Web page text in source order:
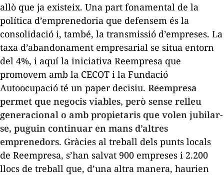
allò que ja existeix. Una part fonamental de la
política d’emprenedoria que defensem és la
consolidació i, també, la transmissió d’empreses. La
taxa d’abandonament empresarial se situa entorn
del 4%, i aquí la iniciativa Reempresa que
promovem amb la CECOT i la Fundació
Autoocupació té un paper decisiu. Reempresa
permet que negocis viables, però sense relleu
generacional o amb propietaris que volen jubilar-
se, puguin continuar en mans d’altres
emprenedors. Gràcies al treball dels punts locals
de Reempresa, s’han salvat 900 empreses i 2.200
llocs de treball que, d’una altra manera, haurien